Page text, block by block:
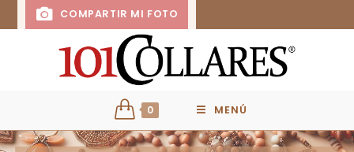
COMPARTIR MI FOTO
0 MENÚ